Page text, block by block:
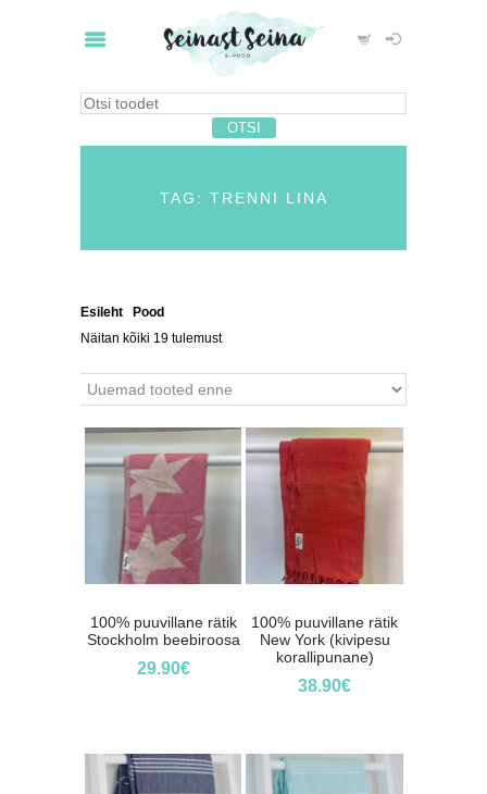
TAG: TRENNI LINA
Esileht Pood
Näitan kõiki 19 tulemust
100% puuvillane rätik
Stockholm beebiroosa
29.90€
100% puuvillane rätik
New York (kivipesu
korallipunane)
38.90€